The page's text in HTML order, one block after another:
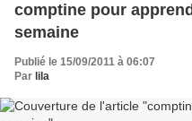
comptine pour
semaine
Publié le 15/09/2011 à 06:07
Par lila